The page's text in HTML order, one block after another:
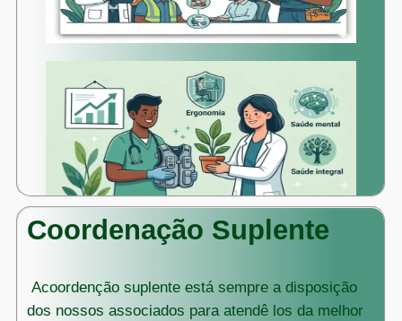
Coordenação Suplente
Acoordenção suplente está sempre a disposição
dos nossos associados para atendê los da melhor